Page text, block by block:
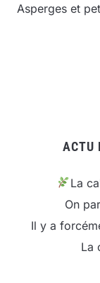
Asperges et
ACTU
La
On
Il y a
La